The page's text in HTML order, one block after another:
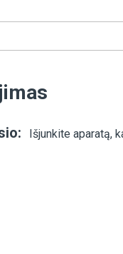
Išjunkite aparatą,